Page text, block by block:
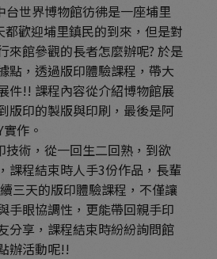
世界博物館彷彿是一座埔里
都歡迎埔里鎮民的到來，但是對
來館參觀的長者怎麼辦呢? 於是
點，透過版印體驗課程，帶大
件!! 課程內容從介紹博物館展
版印的製版與印刷，最後是阿
作。
術，從一回生二回熟，到欲
課程結束時人手3份作品，長輩
三天的版印體驗課程，不僅讓
手眼協調性，更能帶回親手印
分享，課程結束時紛紛詢問館
辦活動呢!!